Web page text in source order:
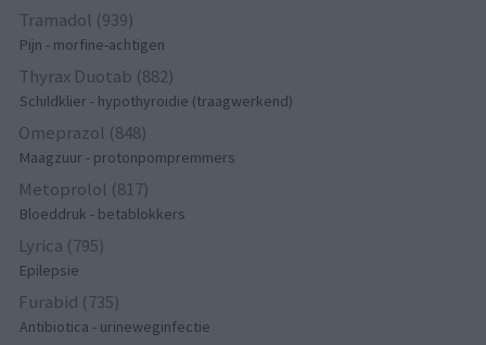
Tramadol (939)
Pijn - morfine-achtigen
Thyrax Duotab (882)
Schildklier - hypothyroidie (traagwerkend)
Omeprazol (848)
Maagzuur - protonpompremmers
Metoprolol (817)
Bloeddruk - betablokkers
Lyrica (795)
Epilepsie
Furabid (735)
Antibiotica - urineweginfectie